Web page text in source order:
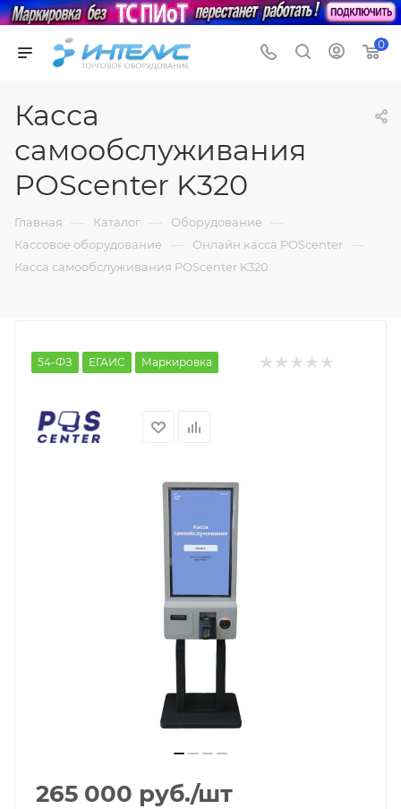
0
Касса
самообслуживания
POScenter K320
Главная — Каталог — Оборудование —
Кассовое оборудование — Онлайн касса POScenter —
Касса самообслуживания POScenter K320
54-ФЗ ЕГАИС Маркировка
265 000 руб./шт